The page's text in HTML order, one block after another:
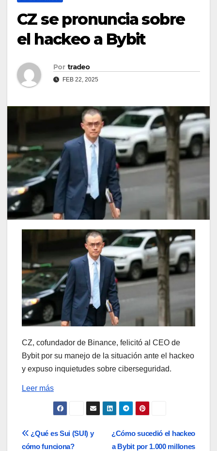
CZ se pronuncia sobre
el hackeo a Bybit
Por tradeo
FEB 22, 2025
CZ, cofundador de Binance, felicitó al CEO de
Bybit por su manejo de la situación ante el hackeo
y expuso inquietudes sobre ciberseguridad.
Leer más
Navegación
¿Cómo sucedió el hackeo
a Bybit por 1.000 millones
¿Qué es Sui (SUI) y
cómo funciona?